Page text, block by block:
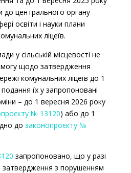
до центрального органу
освіти і науки плани
ліцеїв.
у сільській місцевості не
щодо затвердження
комунальних ліцеїв до 1
їх у запропоновані
– до 1 вересня 2026 року
№ 13120) або до 1
до законопроєкту №
запропоновано, що у разі
з порушенням